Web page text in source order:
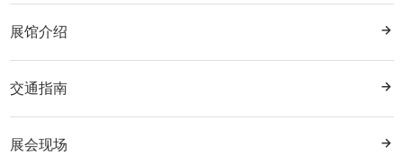
展馆介绍
交通指南
展会现场